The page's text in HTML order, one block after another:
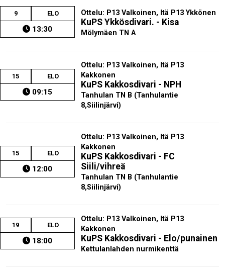
9 ELO
13:30
Ottelu: P13 Valkoinen, Itä P13 Ykkönen
KuPS Ykkösdivari. - Kisa
Mölymäen TN A
15 ELO
09:15
Ottelu: P13 Valkoinen, Itä P13
Kakkonen
KuPS Kakkosdivari - NPH
Tanhulan TN B (Tanhulantie
8,Siilinjärvi)
15 ELO
12:00
Ottelu: P13 Valkoinen, Itä P13
Kakkonen
KuPS Kakkosdivari - FC
Siili/vihreä
Tanhulan TN B (Tanhulantie
8,Siilinjärvi)
19 ELO
18:00
Ottelu: P13 Valkoinen, Itä P13
Kakkonen
KuPS Kakkosdivari - Elo/punainen
Kettulanlahden nurmikenttä